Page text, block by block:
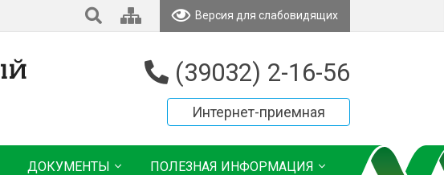
Версия для слабовидящих
(39032) 2-16-56
Интернет-приемная
ДОКУМЕНТЫ ПОЛЕЗНАЯ ИНФОРМАЦИЯ